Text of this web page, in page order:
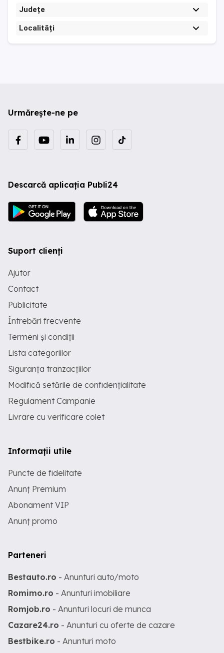
Județe
Localități
Urmărește-ne pe
Descarcă aplicația Publi24
Suport clienți
Ajutor
Contact
Publicitate
Întrebări frecvente
Termeni și condiții
Lista categoriilor
Siguranța tranzacțiilor
Modifică setările de confidențialitate
Regulament Campanie
Livrare cu verificare colet
Informații utile
Puncte de fidelitate
Anunț Premium
Abonament VIP
Anunț promo
Parteneri
Bestauto.ro - Anunturi auto/moto
Romimo.ro - Anunturi imobiliare
Romjob.ro - Anunturi locuri de munca
Cazare24.ro - Anunturi cu oferte de cazare
Bestbike.ro - Anunturi moto